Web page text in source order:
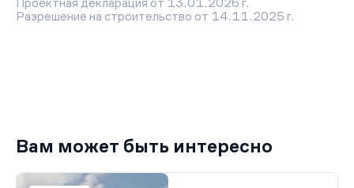
Проектная декларация от 13.01.2026 г.
Разрешение на строительство от 14.11.2025 г.
Вам может быть интересно